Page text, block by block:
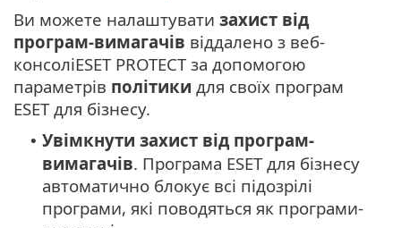
Ви можете налаштувати захист від
програм-вимагачів віддалено з веб-
консоліESET PROTECT за допомогою
параметрів політики для своїх програм
ESET для бізнесу.
• Увімкнути захист від програм-
вимагачів. Програма ESET для бізнесу
автоматично блокує всі підозрілі
програми, які поводяться як програми-